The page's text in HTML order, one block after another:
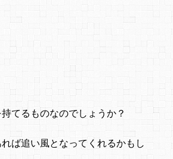
てるものなのでしょうか？
ば追い風となってくれるかもし